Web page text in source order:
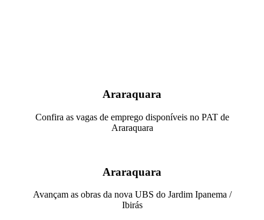
Araraquara
Confira as vagas de emprego disponíveis no PAT de
Araraquara
Araraquara
Avançam as obras da nova UBS do Jardim Ipanema /
Ibirás